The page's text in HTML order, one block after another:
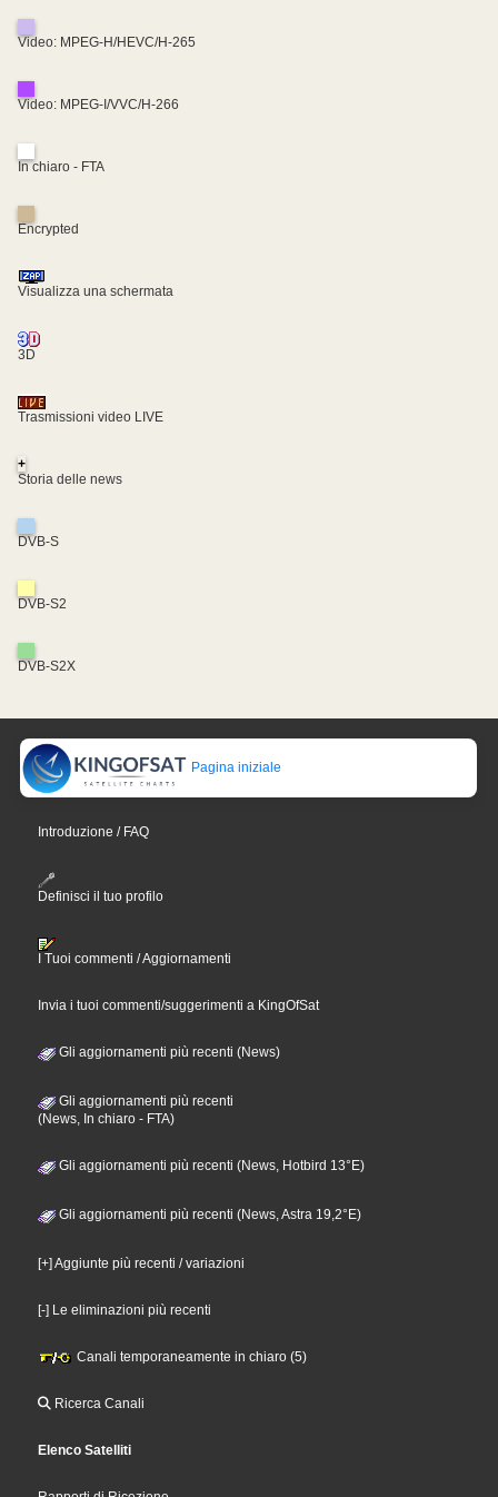
Video: MPEG-H/HEVC/H-265
Video: MPEG-I/VVC/H-266
In chiaro - FTA
Encrypted
Visualizza una schermata
3D
Trasmissioni video LIVE
+
Storia delle news
DVB-S
DVB-S2
DVB-S2X
Pagina iniziale
Introduzione / FAQ
Definisci il tuo profilo
I Tuoi commenti / Aggiornamenti
Invia i tuoi commenti/suggerimenti a KingOfSat
Gli aggiornamenti più recenti (News)
Gli aggiornamenti più recenti
(News, In chiaro - FTA)
Gli aggiornamenti più recenti (News, Hotbird 13°E)
Gli aggiornamenti più recenti (News, Astra 19,2°E)
[+] Aggiunte più recenti / variazioni
[-] Le eliminazioni più recenti
Canali temporaneamente in chiaro (5)
Ricerca Canali
Elenco Satelliti